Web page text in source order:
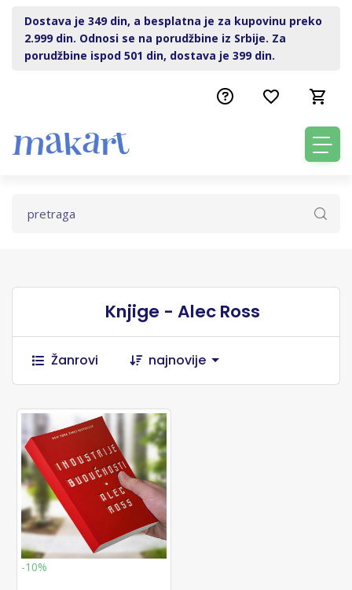
Dostava je 349 din, a besplatna je za kupovinu preko
2.999 din. Odnosi se na porudžbine iz Srbije. Za
porudžbine ispod 501 din, dostava je 399 din.
Knjige - Alec Ross
Žanrovi najnovije
-10%